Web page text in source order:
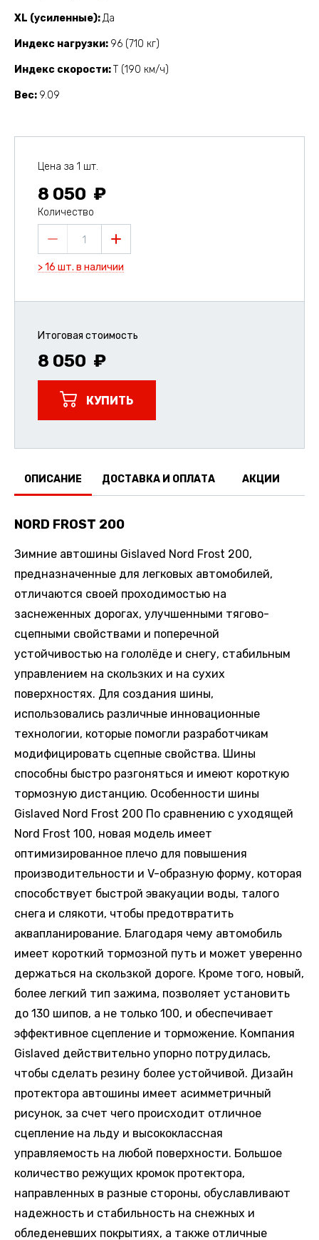
XL (усиленные) Да
Индекс нагрузки 96 (710 кг)
Индекс скорости T (190 км/ч)
Вес 9.09
Цена за 1 шт.
8 050
Количество
1
> 16 шт. в наличии
Итоговая стоимость
8 050
КУПИТЬ
ОПИСАНИЕ ДОСТАВКА И ОПЛАТА АКЦИИ
NORD FROST 200
Зимние автошины Gislaved Nord Frost 200,
предназначенные для легковых автомобилей,
отличаются своей проходимостью на
заснеженных дорогах, улучшенными тягово-
сцепными свойствами и поперечной
устойчивостью на гололёде и снегу, стабильным
управлением на скользких и на сухих
поверхностях. Для создания шины,
использовались различные инновационные
технологии, которые помогли разработчикам
модифицировать сцепные свойства. Шины
способны быстро разгоняться и имеют короткую
тормозную дистанцию. Особенности шины
Gislaved Nord Frost 200 По сравнению с уходящей
Nord Frost 100, новая модель имеет
оптимизированное плечо для повышения
производительности и V-образную форму, которая
способствует быстрой эвакуации воды, талого
снега и слякоти, чтобы предотвратить
аквапланирование. Благодаря чему автомобиль
имеет короткий тормозной путь и может уверенно
держаться на скользкой дороге. Кроме того, новый,
более легкий тип зажима, позволяет установить
до 130 шипов, а не только 100, и обеспечивает
эффективное сцепление и торможение. Компания
Gislaved действительно упорно потрудилась,
чтобы сделать резину более устойчивой. Дизайн
протектора автошины имеет асимметричный
рисунок, за счет чего происходит отличное
сцепление на льду и высококлассная
управляемость на любой поверхности. Большое
количество режущих кромок протектора,
направленных в разные стороны, обуславливают
надежность и стабильность на снежных и
обледеневших покрытиях, а также отличные